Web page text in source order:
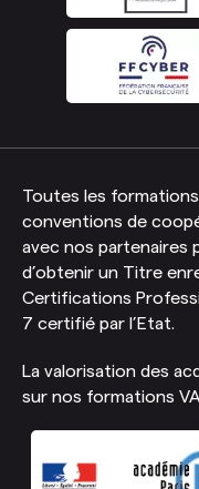
Toutes les
conventions de
avec nos partenaires
d’obtenir un Titre
Certifications
7 certifié par l’Etat.
La valorisation des
sur nos formations